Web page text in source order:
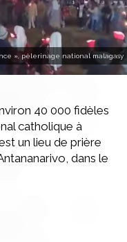
», pèlerinage national malagasy
40 000 fidèles
catholique à
un lieu de prière
dans le